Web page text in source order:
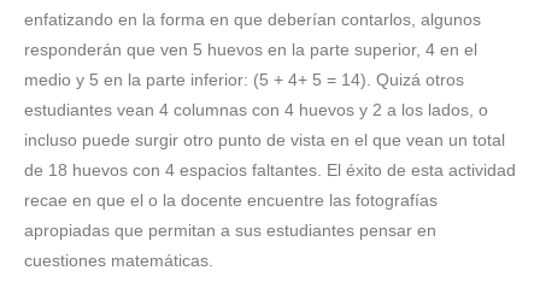
enfatizando en la forma en que deberían contarlos, algunos
responderán que ven 5 huevos en la parte superior, 4 en el
medio y 5 en la parte inferior: (5 + 4+ 5 = 14). Quizá otros
estudiantes vean 4 columnas con 4 huevos y 2 a los lados, o
incluso puede surgir otro punto de vista en el que vean un total
de 18 huevos con 4 espacios faltantes. El éxito de esta actividad
recae en que el o la docente encuentre las fotografías
apropiadas que permitan a sus estudiantes pensar en
cuestiones matemáticas.